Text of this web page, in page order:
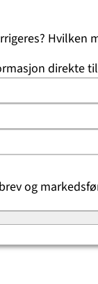
Hvilken
direkte
og